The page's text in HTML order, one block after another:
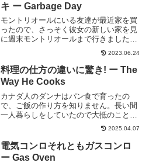
キ ー Garbage Day
モントリオールにいる友達が最近家を買
ったので、さっそく彼女の新しい家を見
に週末モントリオールまで行きました。
夜食事を済ませて彼女の家に着くと、家
の玄関の前に市から配給された新しいゴ
ミ箱(ダストカート)が置いてありました。
彼女曰く「これは生ゴ...
2023.06.24
料理の仕方の違いに驚き! ー The
Way He Cooks
カナダ人のダンナはパン食で育ったの
で、ご飯の作り方を知りません。長い間
一人暮らしをしていたので大抵のことは
自分でやるけど、料理は苦手。得意な料
理はチーズサンドイッチかな？
2025.04.07
電気コンロそれともガスコンロ
ー Gas Oven